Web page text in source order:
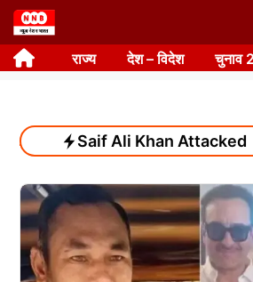
Skip
to
content राज्य देश – विदेश चुनाव
Saif Ali Khan Attacked